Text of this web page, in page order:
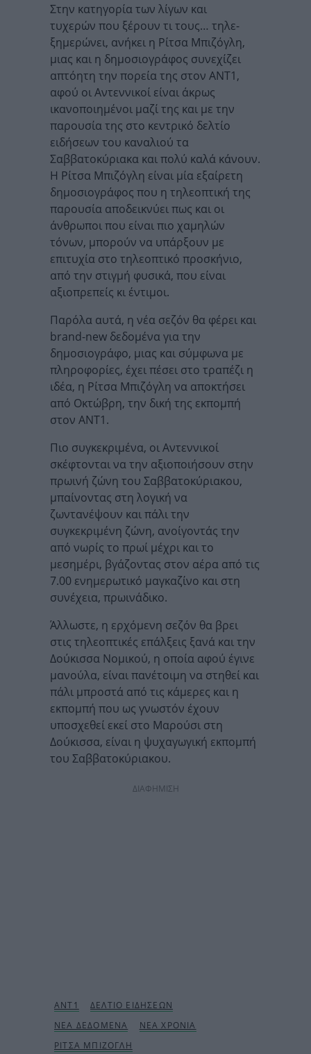
Στην κατηγορία των λίγων και
τυχερών που ξέρουν τι τους… τηλε-
ξημερώνει, ανήκει η Ρίτσα Μπιζόγλη,
μιας και η δημοσιογράφος συνεχίζει
απτόητη την πορεία της στον ΑΝΤ1,
αφού οι Αντεννικοί είναι άκρως
ικανοποιημένοι μαζί της και με την
παρουσία της στο κεντρικό δελτίο
ειδήσεων του καναλιού τα
Σαββατοκύριακα και πολύ καλά κάνουν.
Η Ρίτσα Μπιζόγλη είναι μία εξαίρετη
δημοσιογράφος που η τηλεοπτική της
παρουσία αποδεικνύει πως και οι
άνθρωποι που είναι πιο χαμηλών
τόνων, μπορούν να υπάρξουν με
επιτυχία στο τηλεοπτικό προσκήνιο,
από την στιγμή φυσικά, που είναι
αξιοπρεπείς κι έντιμοι.
Παρόλα αυτά, η νέα σεζόν θα φέρει και
brand-new δεδομένα για την
δημοσιογράφο, μιας και σύμφωνα με
πληροφορίες, έχει πέσει στο τραπέζι η
ιδέα, η Ρίτσα Μπιζόγλη να αποκτήσει
από Οκτώβρη, την δική της εκπομπή
στον ΑΝΤ1.
Πιο συγκεκριμένα, οι Αντεννικοί
σκέφτονται να την αξιοποιήσουν στην
πρωινή ζώνη του Σαββατοκύριακου,
μπαίνοντας στη λογική να
ζωντανέψουν και πάλι την
συγκεκριμένη ζώνη, ανοίγοντάς την
από νωρίς το πρωί μέχρι και το
μεσημέρι, βγάζοντας στον αέρα από τις
7.00 ενημερωτικό μαγκαζίνο και στη
συνέχεια, πρωινάδικο.
Άλλωστε, η ερχόμενη σεζόν θα βρει
στις τηλεοπτικές επάλξεις ξανά και την
Δούκισσα Νομικού, η οποία αφού έγινε
μανούλα, είναι πανέτοιμη να στηθεί και
πάλι μπροστά από τις κάμερες και η
εκπομπή που ως γνωστόν έχουν
υποσχεθεί εκεί στο Μαρούσι στη
Δούκισσα, είναι η ψυχαγωγική εκπομπή
του Σαββατοκύριακου.
ΔΙΑΦΗΜΙΣΗ